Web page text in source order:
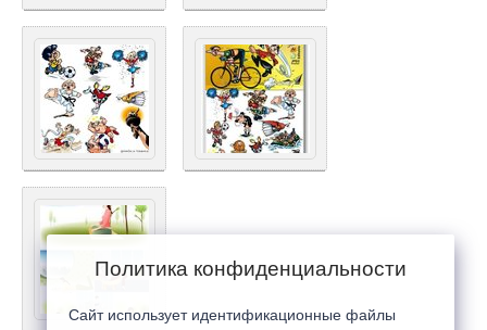
Политика конфиденциальности
Сайт использует идентификационные файлы